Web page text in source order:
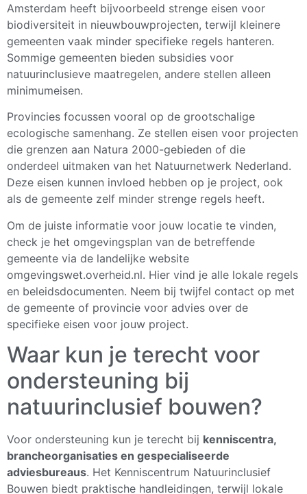
Amsterdam heeft bijvoorbeeld strenge eisen voor
biodiversiteit in nieuwbouwprojecten, terwijl kleinere
gemeenten vaak minder specifieke regels hanteren.
Sommige gemeenten bieden subsidies voor
natuurinclusieve maatregelen, andere stellen alleen
minimumeisen.
Provincies focussen vooral op de grootschalige
ecologische samenhang. Ze stellen eisen voor projecten
die grenzen aan Natura 2000-gebieden of die
onderdeel uitmaken van het Natuurnetwerk Nederland.
Deze eisen kunnen invloed hebben op je project, ook
als de gemeente zelf minder strenge regels heeft.
Om de juiste informatie voor jouw locatie te vinden,
check je het omgevingsplan van de betreffende
gemeente via de landelijke website
omgevingswet.overheid.nl. Hier vind je alle lokale regels
en beleidsdocumenten. Neem bij twijfel contact op met
de gemeente of provincie voor advies over de
specifieke eisen voor jouw project.
Waar kun je terecht voor
ondersteuning bij
natuurinclusief bouwen?
Voor ondersteuning kun je terecht bij kenniscentra,
brancheorganisaties en gespecialiseerde
adviesbureaus. Het Kenniscentrum Natuurinclusief
Bouwen biedt praktische handleidingen, terwijl lokale